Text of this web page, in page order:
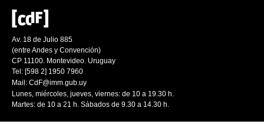
Av. 18 de Julio 885
(entre Andes y Convención)
CP 11100. Montevideo. Uruguay
Tel: [598 2] 1950 7960
Mail: CdF@imm.gub.uy
Lunes, miércoles, jueves, viernes: de 10 a 19.30 h.
Martes: de 10 a 21 h. Sábados de 9.30 a 14.30 h.